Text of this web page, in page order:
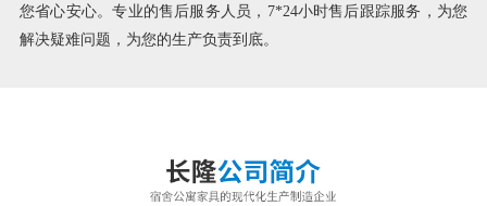
您省心安心。专业的售后服务人员，7*24小时售后跟踪服务，为您
解决疑难问题，为您的生产负责到底。